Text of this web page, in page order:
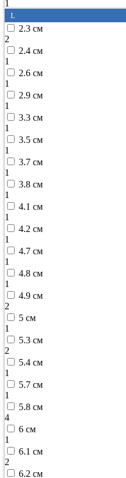
1
L
2.3 см
2
2.4 см
1
2.6 см
1
2.9 см
1
3.3 см
1
3.5 см
1
3.7 см
1
3.8 см
1
4.1 см
1
4.2 см
1
4.7 см
1
4.8 см
1
4.9 см
2
5 см
1
5.3 см
2
5.4 см
1
5.7 см
1
5.8 см
4
6 см
1
6.1 см
2
6.2 см